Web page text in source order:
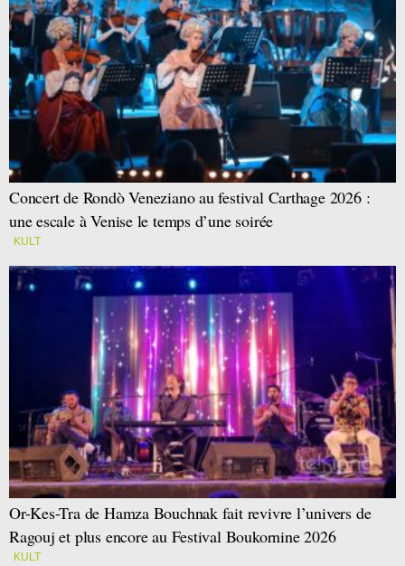
Concert de Rondò Veneziano au festival Carthage 2026 :
une escale à Venise le temps d’une soirée
KULT
Or-Kes-Tra de Hamza Bouchnak fait revivre l’univers de
Ragouj et plus encore au Festival Boukornine 2026
KULT